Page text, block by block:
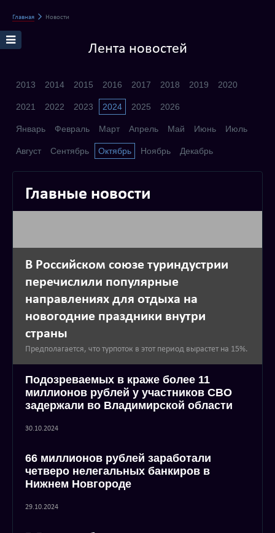
Главная Новости
Лента новостей
2013 2014 2015 2016 2017 2018 2019 2020
2021 2022 2023 2024 2025 2026
Январь Февраль Март Апрель Май Июнь Июль
Август Сентябрь Октябрь Ноябрь Декабрь
Главные новости
В Российском союзе туриндустрии
перечислили популярные
направлениях для отдыха на
новогодние праздники внутри
страны
Предполагается, что турпоток в этот период вырастет на 15%.
Подозреваемых в краже более 11
миллионов рублей у участников СВО
задержали во Владимирской области
30.10.2024
66 миллионов рублей заработали
четверо нелегальных банкиров в
Нижнем Новгороде
29.10.2024